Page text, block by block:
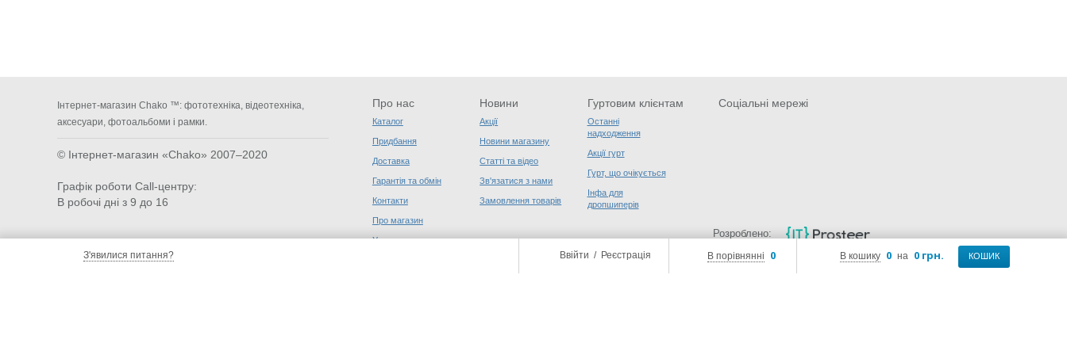
З'явилися питання? В кошику 0 на 0 грн. КОШИК
В порівнянні 0
Ввійти / Реєстрація
Інтернет-магазин Chako ™: фототехніка, відеотехніка,
аксесуари, фотоальбоми і рамки.
© Інтернет-магазин «Chako» 2007–2020
Графік роботи Call-центру:
В робочі дні з 9 до 16
Про нас
Каталог
Придбання
Доставка
Гарантія та обмін
Контакти
Про магазин
Угода користувача
Новини
Акції
Новини магазину
Статті та відео
Зв'язатися з нами
Замовлення товарів
Гуртовим клієнтам
Останні
надходження
Акції гурт
Гурт, що очікується
Інфа для
дропшиперів
Соціальні мережі
Розроблено: